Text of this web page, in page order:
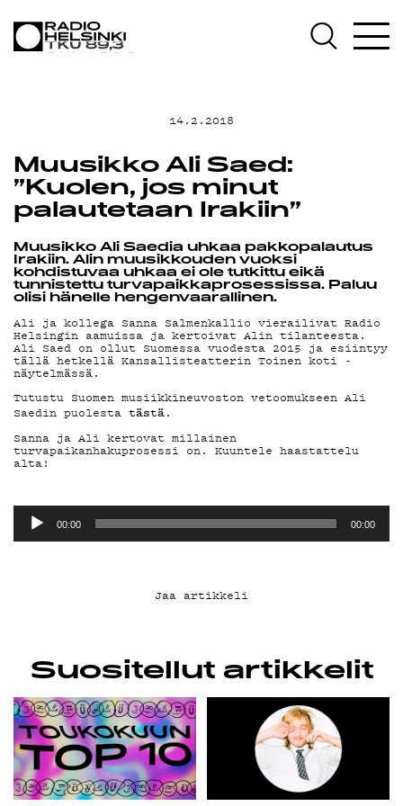
AJANKOHTAISTA
OHJELMAT
TEKIJÄT
ON-DEMAND
PODCAST
MAINOSTA
YHTEYSTIEDOT
G LIVELAB
YSTÄVÄKLUBI
TIETOSUOJA
14.2.2018
Muusikko Ali Saed:
”Kuolen, jos minut
palautetaan Irakiin”
Muusikko Ali Saedia uhkaa pakkopalautus
Irakiin. Alin muusikkouden vuoksi
kohdistuvaa uhkaa ei ole tutkittu eikä
tunnistettu turvapaikkaprosessissa. Paluu
olisi hänelle hengenvaarallinen.
Ali ja kollega Sanna Salmenkallio vierailivat Radio
Helsingin aamuissa ja kertoivat Alin tilanteesta.
Ali Saed on ollut Suomessa vuodesta 2015 ja esiintyy
tällä hetkellä Kansallisteatterin Toinen koti -
näytelmässä.
Tutustu Suomen musiikkineuvoston vetoomukseen Ali
Saedin puolesta tästä.
Sanna ja Ali kertovat millainen
turvapaikanhakuprosessi on. Kuuntele haastattelu
alta!
Äänitoistin
00:00 00:00
Jaa artikkeli
Suositellut artikkelit